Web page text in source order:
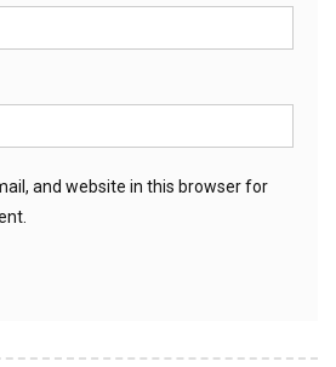
and website in this browser for